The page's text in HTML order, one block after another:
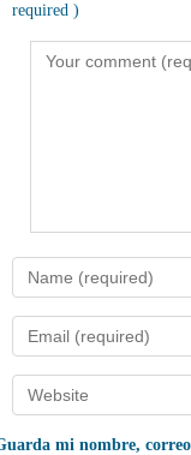
required )
mi nombre,